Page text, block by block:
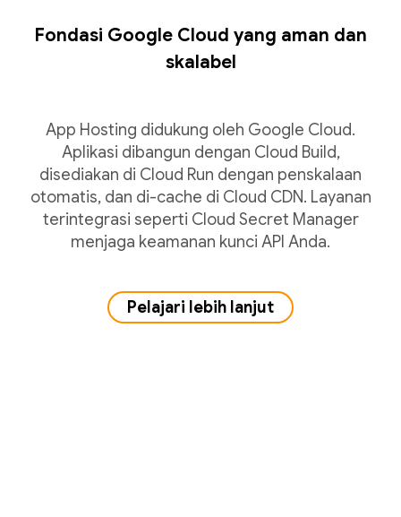
Fondasi Google Cloud yang aman dan
skalabel
App Hosting didukung oleh Google Cloud.
Aplikasi dibangun dengan Cloud Build,
disediakan di Cloud Run dengan penskalaan
otomatis, dan di-cache di Cloud CDN. Layanan
terintegrasi seperti Cloud Secret Manager
menjaga keamanan kunci API Anda.
Pelajari lebih lanjut